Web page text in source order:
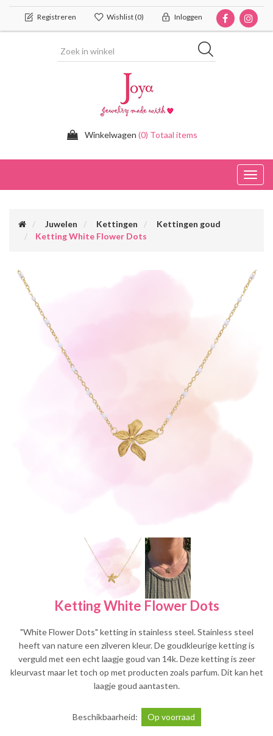
Registreren Wishlist(0) Inloggen
Winkelwagen (0) Totaal items
Juwelen Kettingen
Kettingen goud
Ketting White Flower Dots
Ketting White Flower Dots
"White Flower Dots" ketting in stainless steel. Stainless steel
heeft van nature een zilveren kleur. De goudkleurige ketting is
verguld met een echt laagje goud van 14k. Deze ketting is zeer
kleurvast maar let toch op met producten zoals parfum. Dit kan het
laagje goud aantasten.
Beschikbaarheid: Op voorraad